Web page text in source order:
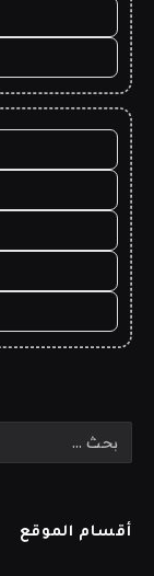
أقسام الموقع